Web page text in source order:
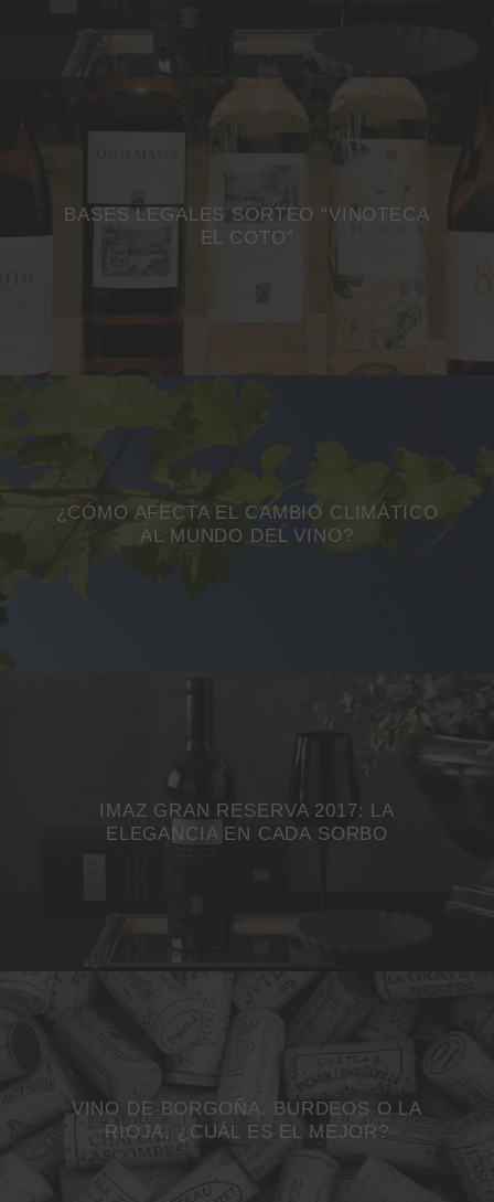
BASES LEGALES SORTEO “VINOTECA
EL COTO”
¿CÓMO AFECTA EL CAMBIO CLIMÁTICO
AL MUNDO DEL VINO?
IMAZ GRAN RESERVA 2017: LA
ELEGANCIA EN CADA SORBO
VINO DE BORGOÑA, BURDEOS O LA
RIOJA, ¿CUÁL ES EL MEJOR?